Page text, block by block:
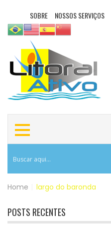
SOBRE NOSSOS SERVIÇOS
Home largo do baronda
POSTS RECENTES